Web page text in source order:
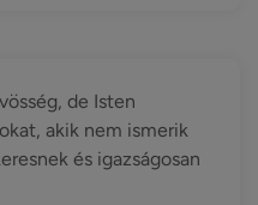
de Isten
akik nem ismerik
és igazságosan